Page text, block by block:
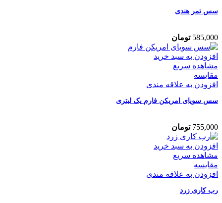
سس تمر هندی
585,000 تومان
افزودن به سبد خرید
مشاهده سریع
مقایسه
افزودن به علاقه مندی
سس سویای امریکن فارم یک لیتری
755,000 تومان
افزودن به سبد خرید
مشاهده سریع
مقایسه
افزودن به علاقه مندی
رب کاری زرد